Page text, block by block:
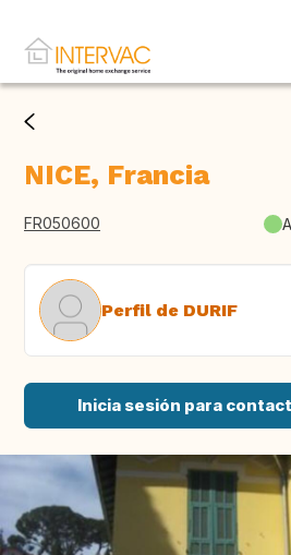
NICE, Francia
FR050600
Perfil de DURIF
Inicia sesión para